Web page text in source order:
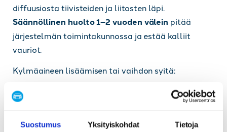
Suostumus Yksityiskohdat Tietoja
diffuusiosta tiivisteiden ja liitosten läpi.
Säännöllinen huolto 1–2 vuoden välein pitää
järjestelmän toimintakunnossa ja estää kalliit
vauriot.
Kylmäaineen lisäämisen tai vaihdon syitä:
Luonnollinen haihtuminen ajan myötä